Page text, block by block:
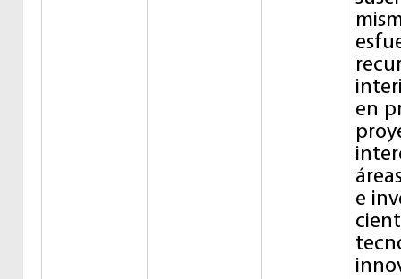
en
e